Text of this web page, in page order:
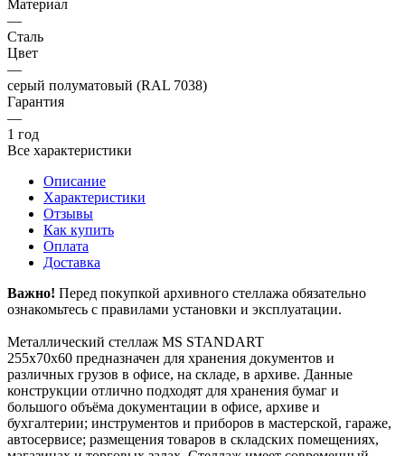
Материал
—
Сталь
Цвет
—
серый полуматовый (RAL 7038)
Гарантия
—
1 год
Все характеристики
Описание
Характеристики
Отзывы
Как купить
Оплата
Доставка
Важно! Перед покупкой архивного стеллажа обязательно
ознакомьтесь с правилами установки и эксплуатации.
Металлический стеллаж MS STANDART
255х70х60 предназначен для хранения документов и
различных грузов в офисе, на складе, в архиве. Данные
конструкции отлично подходят для хранения бумаг и
большого объёма документации в офисе, архиве и
бухгалтерии; инструментов и приборов в мастерской, гараже,
автосервисе; размещения товаров в складских помещениях,